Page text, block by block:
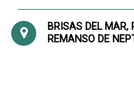
BRISAS DEL MAR,
REMANSO DE